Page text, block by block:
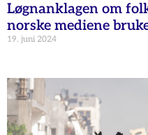
Løgnanklagen om
norske mediene
19. juni 2024